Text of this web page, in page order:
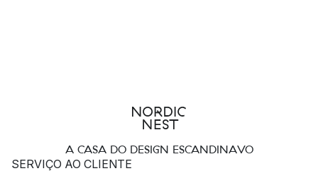
A CASA DO DESIGN ESCANDINAVO
SERVIÇO AO CLIENTE